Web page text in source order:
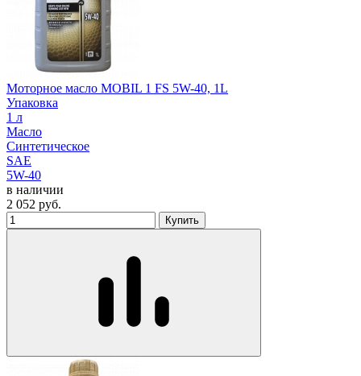
Моторное масло MOBIL 1 FS 5W-40, 1L
Упаковка
1 л
Масло
Синтетическое
SAE
5W-40
в наличии
2 052 руб.
Купить